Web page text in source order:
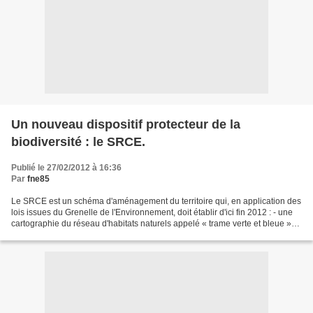
Un nouveau dispositif protecteur de la
biodiversité : le SRCE.
Publié le 27/02/2012 à 16:36
Par fne85
Le SRCE est un schéma d'aménagement du territoire qui, en application des
lois issues du Grenelle de l'Environnement, doit établir d'ici fin 2012 : - une
cartographie du réseau d'habitats naturels appelé « trame verte et bleue »